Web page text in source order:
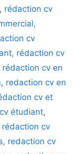
, rédaction cv
,
cv
, rédaction cv
rédaction cv en
, redaction cv en
cv et
étudiant,
rédaction cv
, redaction cv